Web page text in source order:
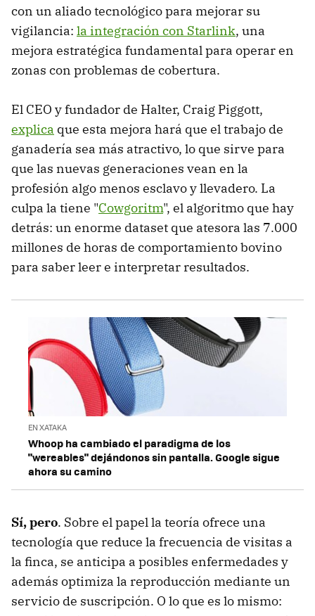
con un aliado tecnológico para mejorar su
vigilancia: la integración con Starlink, una
mejora estratégica fundamental para operar en
zonas con problemas de cobertura.
El CEO y fundador de Halter, Craig Piggott,
explica que esta mejora hará que el trabajo de
ganadería sea más atractivo, lo que sirve para
que las nuevas generaciones vean en la
profesión algo menos esclavo y llevadero. La
culpa la tiene "Cowgoritm", el algoritmo que hay
detrás: un enorme dataset que atesora las 7.000
millones de horas de comportamiento bovino
para saber leer e interpretar resultados.
EN XATAKA
Whoop ha cambiado el paradigma de los
"wereables" dejándonos sin pantalla. Google sigue
ahora su camino
Sí, pero. Sobre el papel la teoría ofrece una
tecnología que reduce la frecuencia de visitas a
la finca, se anticipa a posibles enfermedades y
además optimiza la reproducción mediante un
servicio de suscripción. O lo que es lo mismo: